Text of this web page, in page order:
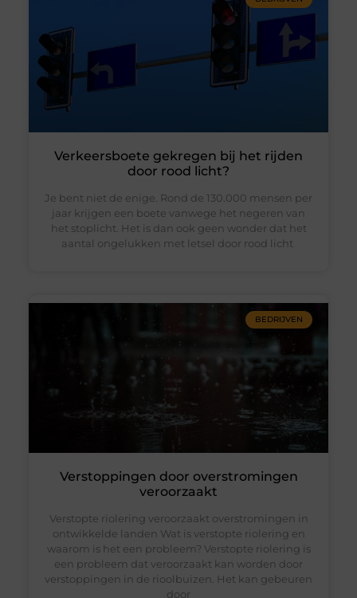
Verkeersboete gekregen bij het rijden
door rood licht?
Je bent niet de enige. Rond de 130.000 mensen per
jaar krijgen een boete vanwege het negeren van
het stoplicht. Het is dan ook geen wonder dat het
aantal ongelukken met letsel door rood licht
BEDRIJVEN
Verstoppingen door overstromingen
veroorzaakt
Verstopte riolering veroorzaakt overstromingen in
ontwikkelde landen Wat is verstopte riolering en
waarom is het een probleem? Verstopte riolering is
een probleem dat veroorzaakt kan worden door
verstoppingen in de rioolbuizen. Het kan gebeuren
door